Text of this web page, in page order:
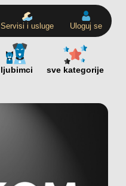
Servisi i usluge Uloguj se